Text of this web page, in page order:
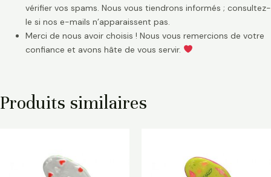
vérifier vos spams. Nous vous tiendrons informés ; consultez-
le si nos e-mails n’apparaissent pas.
Merci de nous avoir choisis ! Nous vous remercions de votre
confiance et avons hâte de vous servir.
Produits similaires